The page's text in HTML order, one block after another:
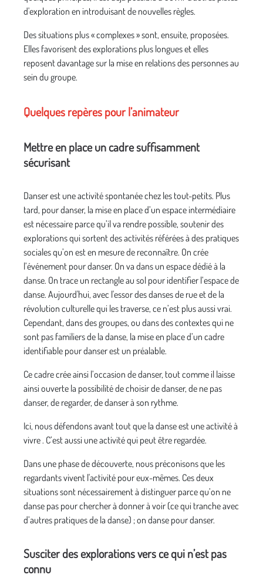
d'exploration en introduisant de nouvelles règles.
Des situations plus « complexes » sont, ensuite, proposées.
Elles favorisent des explorations plus longues et elles
reposent davantage sur la mise en relations des personnes au
sein du groupe.
Quelques repères pour l’animateur
Mettre en place un cadre suffisamment
sécurisant
Danser est une activité spontanée chez les tout-petits. Plus
tard, pour danser, la mise en place d’un espace intermédiaire
est nécessaire parce qu’il va rendre possible, soutenir des
explorations qui sortent des activités référées à des pratiques
sociales qu’on est en mesure de reconnaître. On crée
l’événement pour danser. On va dans un espace dédié à la
danse. On trace un rectangle au sol pour identifier l’espace de
danse. Aujourd'hui, avec l'essor des danses de rue et de la
révolution culturelle qui les traverse, ce n’est plus aussi vrai.
Cependant, dans des groupes, ou dans des contextes qui ne
sont pas familiers de la danse, la mise en place d’un cadre
identifiable pour danser est un préalable.
Ce cadre crée ainsi l’occasion de danser, tout comme il laisse
ainsi ouverte la possibilité de choisir de danser, de ne pas
danser, de regarder, de danser à son rythme.
Ici, nous défendons avant tout que la danse est une activité à
vivre . C’est aussi une activité qui peut être regardée.
Dans une phase de découverte, nous préconisons que les
regardants vivent l'activité pour eux-mêmes. Ces deux
situations sont nécessairement à distinguer parce qu’on ne
danse pas pour chercher à donner à voir (ce qui tranche avec
d’autres pratiques de la danse) ; on danse pour danser.
Susciter des explorations vers ce qui n’est pas
connu